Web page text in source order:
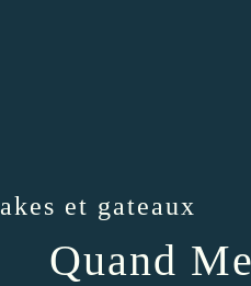
et gateaux
Quand